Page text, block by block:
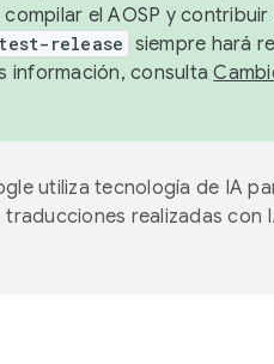
el AOSP y contribuir
release siempre hará
información, consulta
utiliza tecnología de IA
realizadas con